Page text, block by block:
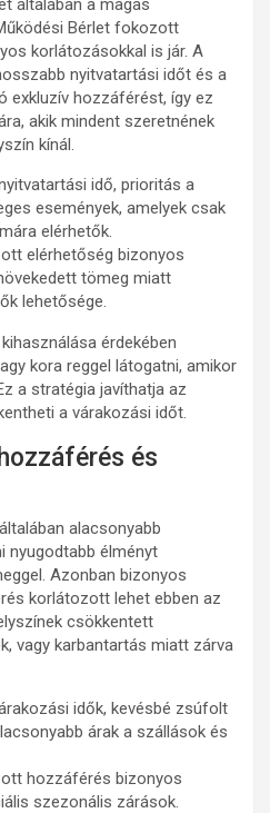
általában a magas
Bérlet fokozott
korlátozásokkal is jár. A
nyitvatartási időt és a
exkluzív hozzáférést, így ez
akik mindent szeretnének
kínál.
idő, prioritás a
események, amelyek csak
elérhetők.
elérhetőség bizonyos
tömeg miatt
lehetősége.
érdekében
kora reggel látogatni, amikor
a stratégia javíthatja az
a várakozási időt.
és
alacsonyabb
nyugodtabb élményt
Azonban bizonyos
korlátozott lehet ebben az
csökkentett
vagy karbantartás miatt zárva
idők, kevésbé zsúfolt
árak a szállások és
hozzáférés bizonyos
szezonális zárások.